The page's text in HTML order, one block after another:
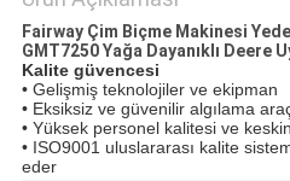
Fairway Çim Biçme Makinesi
GMT7250 Yağa Dayanıklı Deere
Kalite güvencesi
• Gelişmiş teknolojiler ve ekipman
• Eksiksiz ve güvenilir algılama
• Yüksek personel kalitesi ve
• ISO9001 uluslararası kalite
eder